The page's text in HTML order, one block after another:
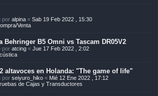
por alpina « Sab 19 Feb 2022 , 15:30
Venta
Behringer B5 Omni vs Tascam DR05V2
por atcing « Jue 17 Feb 2022 , 2:02
altavoces en Holanda: "The game of life"
por seiyuro_hiko « Mié 12 Ene 2022 , 17:12
de Cajas y Transductores